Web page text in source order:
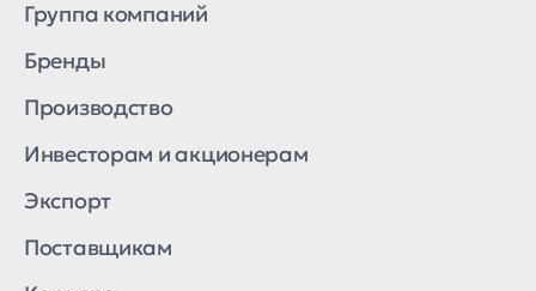
Группа компаний
Бренды
Производство
Инвесторам и акционерам
Экспорт
Поставщикам
(Смоленская обл.)
озеро (респ. Карелия)
озеро (респ. Карелия)
и акционерам
«ГК МЕЛКОМ»
«Угличская птицефабрика»